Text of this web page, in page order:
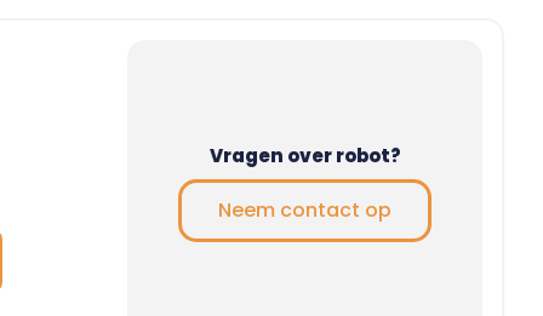
Vragen over robot?
Neem contact op